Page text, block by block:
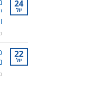
24
יול
22
יול